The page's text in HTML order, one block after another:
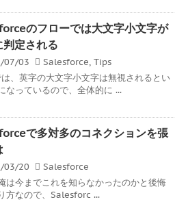
のフローでは大文字小文字が
判定される
07/03 Salesforce, Tips
、英字の大文字小文字は無視されるとい
なっているので、全体的に ...
で多対多のコネクションを張
03/20
Salesforce
は今までこれを知らなかったのかと後悔
方なので、Salesforc ...